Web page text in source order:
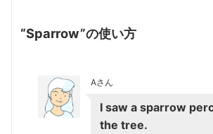
“Sparrow”の使い方
Aさん
I saw a sparrow
the tree.